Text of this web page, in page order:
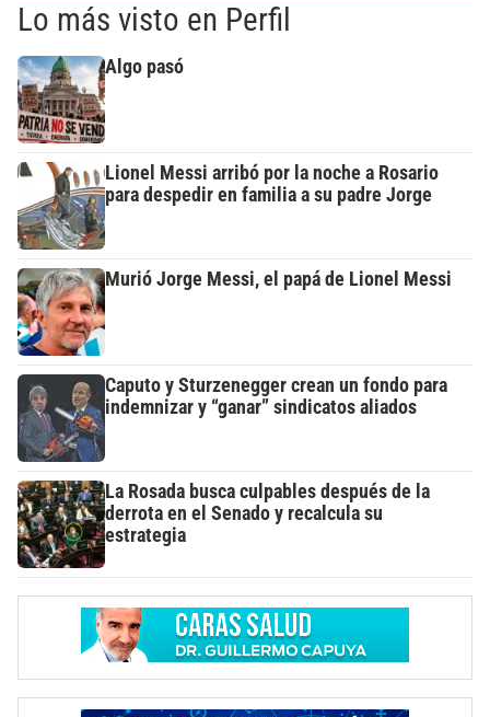
Lo más visto en Perfil
Algo pasó
Lionel Messi arribó por la noche a Rosario
para despedir en familia a su padre Jorge
Murió Jorge Messi, el papá de Lionel Messi
Caputo y Sturzenegger crean un fondo para
indemnizar y “ganar” sindicatos aliados
La Rosada busca culpables después de la
derrota en el Senado y recalcula su
estrategia